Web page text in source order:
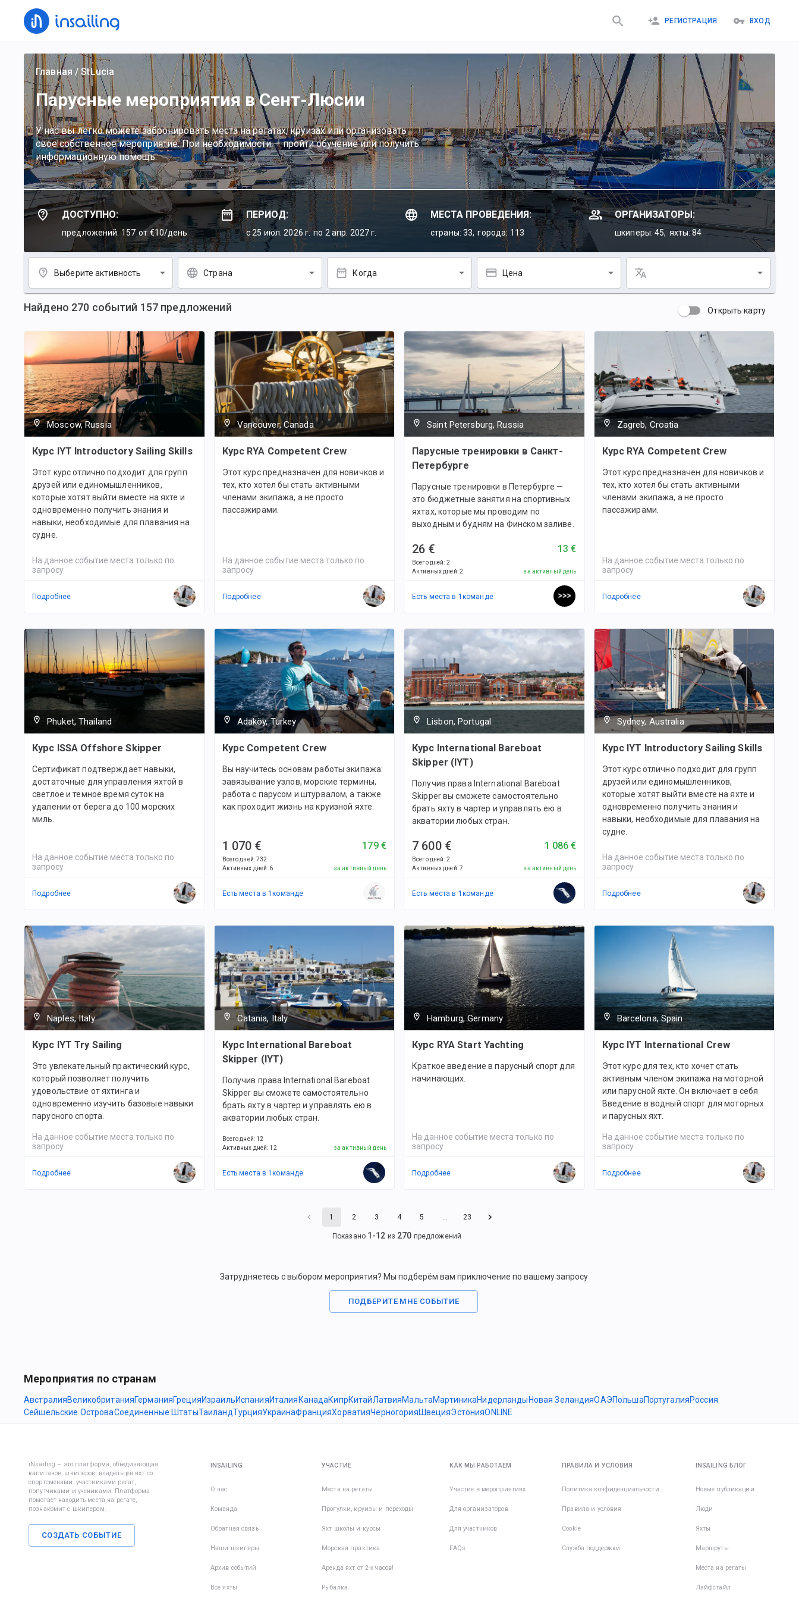
РЕГИСТРАЦИЯ ВХОД
Главная/StLucia
Парусные мероприятия в Сент-Люсии
У нас вы легко можете забронировать места на регатах, круизах или организовать
свое собственное мероприятие. При необходимости — пройти обучение или получить
информационную помощь.
ДОСТУПНО:
предложений: 157 от €10/день
ПЕРИОД:
c 25 июл. 2026 г. по 2 апр. 2027 г.
МЕСТА ПРОВЕДЕНИЯ:
страны: 33, города: 113
ОРГАНИЗАТОРЫ:
шкиперы: 45, яхты: 84
Выберите активность Страна Когда Цена
Найдено 270 событий 157 предложений Открыть карту
Moscow, Russia
Курс IYT Introductory Sailing Skills
Этот курс отлично подходит для групп
друзей или единомышленников,
которые хотят выйти вместе на яхте и
одновременно получить знания и
навыки, необходимые для плавания на
судне.
На данное событие места только по
запросу
Подробнее
Vancouver, Canada
Курс RYA Competent Crew
Этот курс предназначен для новичков и
тех, кто хотел бы стать активными
членами экипажа, а не просто
пассажирами.
На данное событие места только по
запросу
Подробнее
Saint Petersburg, Russia
Парусные тренировки в Санкт-
Петербурге
Парусные тренировки в Петербурге —
это бюджетные занятия на спортивных
яхтах, которые мы проводим по
выходным и будням на Финском заливе.
26 €
Всего дней: 2
Активных дней:2
13 €
за активный день
Есть места в 1 командe
Zagreb, Croatia
Курс RYA Competent Crew
Этот курс предназначен для новичков и
тех, кто хотел бы стать активными
членами экипажа, а не просто
пассажирами.
На данное событие места только по
запросу
Подробнее
Phuket, Thailand
Курс ISSA Offshore Skipper
Сертификат подтверждает навыки,
достаточные для управления яхтой в
светлое и темное время суток на
удалении от берега до 100 морских
миль.
На данное событие места только по
запросу
Подробнее
Adaköy, Turkey
Курс Competent Crew
Вы научитесь основам работы экипажа:
завязывание узлов, морские термины,
работа с парусом и штурвалом, а также
как проходит жизнь на круизной яхте.
1 070 €
Всего дней:732
Активных дней: 6
179 €
за активный день
Есть места в 1командe
Lisbon, Portugal
Курс International Bareboat
Skipper (IYT)
Получив права International Bareboat
Skipper вы сможете самостоятельно
брать яхту в чартер и управлять ею в
акватории любых стран.
7 600 €
Всего дней: 2
Активных дней:7
1 086 €
за активный день
Есть места в 1 командe
Sydney, Australia
Курс IYT Introductory Sailing Skills
Этот курс отлично подходит для групп
друзей или единомышленников,
которые хотят выйти вместе на яхте и
одновременно получить знания и
навыки, необходимые для плавания на
судне.
На данное событие места только по
запросу
Подробнее
Naples, Italy
Курс IYT Try Sailing
Это увлекательный практический курс,
который позволяет получить
удовольствие от яхтинга и
одновременно изучить базовые навыки
парусного спорта.
На данное событие места только по
запросу
Подробнее
Catania, Italy
Курс International Bareboat
Skipper (IYT)
Получив права International Bareboat
Skipper вы сможете самостоятельно
брать яхту в чартер и управлять ею в
акватории любых стран.
Всего дней: 12
Активных дней: 12 за активный день
Есть места в 1командe
Hamburg, Germany
Курс RYA Start Yachting
Краткое введение в парусный спорт для
начинающих.
На данное событие места только по
запросу
Подробнее
Barcelona, Spain
Курс IYT International Crew
Этот курс для тех, кто хочет стать
активным членом экипажа на моторной
или парусной яхте. Он включает в себя
Введение в водный спорт для моторных
и парусных яхт.
На данное событие места только по
запросу
Подробнее
1 2 3 4 5 23
Показано 1 -12 из 270 предложений
Затрудняетесь с выбором мероприятия? Мы подберём вам приключение по вашему запросу
ПОДБЕРИТЕ МНЕ СОБЫТИЕ
Мероприятия по странам
АвстралияВеликобританияГерманияГрецияИзраильИспанияИталия КанадаКипрКитайЛатвияМальтаМартиникаНидерланды Новая ЗеландияОАЭПольшаПортугалияРоссия
Сейшельские ОстроваСоединенные ШтатыТаиландТурцияУкраинаФранцияХорватияЧерногорияШвецияЭстонияONLINE
iNsailing – это платформа, объединяющая
капитанов, шкиперов, владельцев яхт со
спортсменами, участниками регат,
попутчиками и учениками. Платформа
помогает находить места на регате,
познакомит с шкипером.
СОЗДАТЬ СОБЫТИЕ
INSAILING
О нас
Команда
Обратная связь
Наши шкиперы
Архив событий
Все яхты
УЧАСТИЕ
Места на регаты
Прогулки, круизы и переходы
Яхт школы и курсы
Морская практика
Аренда яхт от 2-х часов!
Рыбалка
КАК МЫ РАБОТАЕМ
Участие в мероприятиях
Для организаторов
Для участников
FAQs
ПРАВИЛА И УСЛОВИЯ
Политика конфиденциальности
Правила и условия
Cookie
Служба поддержки
INSAILING БЛОГ
Новые публикации
Люди
Яхты
Маршруты
Места на регаты
Лайфстайл